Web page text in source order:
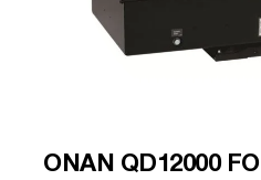
ONAN QD12000